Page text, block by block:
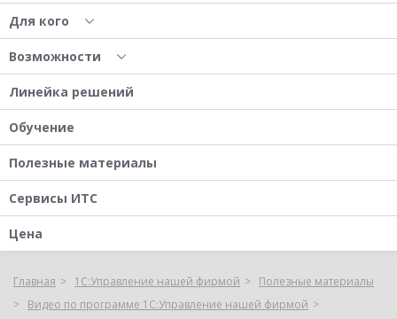
Для кого
Возможности
Линейка решений
Обучение
Полезные материалы
Сервисы ИТС
Цена
Главная 1С:Управление нашей фирмой
Полезные материалы
Видео по программе 1С:Управление нашей фирмой